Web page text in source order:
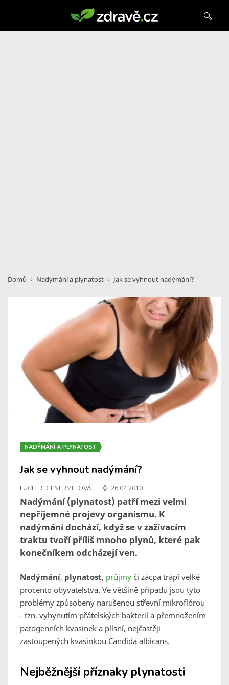
Domů Nadýmání a plynatost Jak se vyhnout nadýmání?
NADÝMÁNÍ A PLYNATOST
Jak se vyhnout nadýmání?
LUCIE REGENERMELOVÁ 26.04.2010
Nadýmání (plynatost) patří mezi velmi
nepříjemné projevy organismu. K
nadýmání dochází, když se v zažívacím
traktu tvoří příliš mnoho plynů, které pak
konečníkem odcházejí ven.
Nadýmání, plynatost, průjmy či zácpa trápí velké
procento obyvatelstva. Ve většině případů jsou tyto
problémy způsobeny narušenou střevní mikroflórou
- tzn. vyhynutím přátelských bakterií a přemnožením
patogenních kvasinek a plísní, nejčastěji
zastoupených kvasinkou Candida albicans.
Nejběžnější příznaky plynatosti